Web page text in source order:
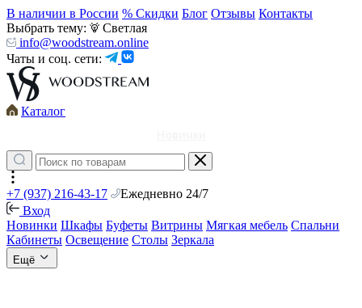
В наличии в России % Скидки Блог Отзывы Контакты
Выбрать тему:
Светлая
info@woodstream.online
Чаты и соц. сети:
Каталог
+7 (937) 216-43-17
Ежедневно 24/7
Вход
Новинки Шкафы Буфеты Витрины Мягкая мебель Спальни
Кабинеты Освещение Столы Зеркала
Ещё